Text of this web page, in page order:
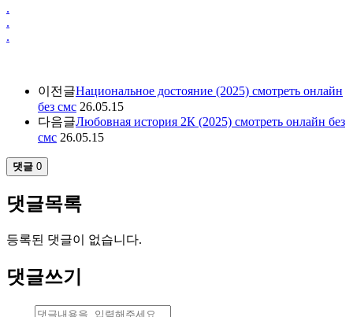
.
.
.
이전글Национальное достояние (2025) смотреть онлайн
без смс 26.05.15
다음글Любовная история 2К (2025) смотреть онлайн без
смс 26.05.15
댓글 0
댓글목록
등록된 댓글이 없습니다.
댓글쓰기